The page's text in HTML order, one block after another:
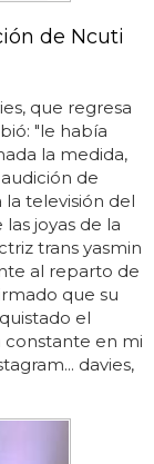
de Ncuti
que regresa
"le había
la medida,
de
la televisión del
las joyas de la
trans yasmin
al reparto de
que su
el
constante en mi
davies,